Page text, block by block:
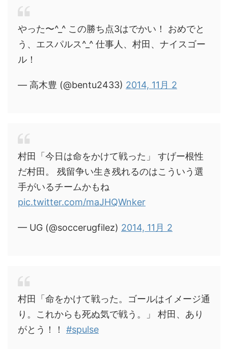
やった〜^_^ この勝ち点3はでかい！ おめでと
う、エスパルス^_^ 仕事人、村田、ナイスゴー
ル！
— 高木豊 (@bentu2433) 2014, 11月 2
村田「今日は命をかけて戦った」 すげー根性
だ村田。 残留争い生き残れるのはこういう選
手がいるチームかもね
pic.twitter.com/maJHQWnker
— UG (@soccerugfilez) 2014, 11月 2
村田「命をかけて戦った。ゴールはイメージ通
り。これからも死ぬ気で戦う。」 村田、あり
がとう！！ #spulse